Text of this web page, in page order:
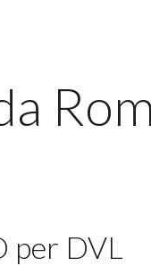
per DVL